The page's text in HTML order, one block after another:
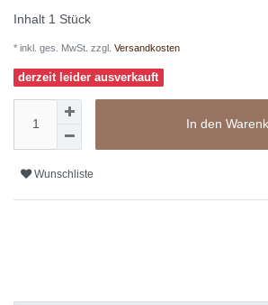
Inhalt 1 Stück
* inkl. ges. MwSt. zzgl. Versandkosten
derzeit leider ausverkauft
In den
Wunschliste